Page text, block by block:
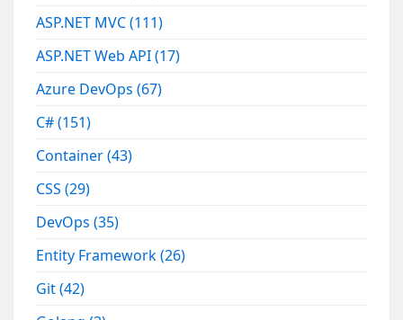
ASP.NET MVC(111)
ASP.NET Web API(17)
Azure DevOps(67)
C#(151)
Container(43)
CSS(29)
DevOps(35)
Entity Framework(26)
Git(42)